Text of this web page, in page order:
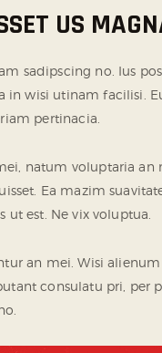
US
sadipscing no. Ius
in wisi utinam facilisi.
pertinacia.
natum voluptaria an
Ea mazim
est. Ne vix voluptua.
an mei. Wisi
consulatu pri, per